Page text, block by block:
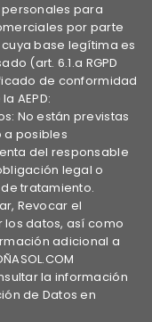
para
por parte
cuya base legítima es
(art. 6.1.a RGPD
de conformidad
AEPD:
No están previstas
a posibles
del responsable
legal o
tratamiento.
Revocar el
datos, así como
adicional a
la información
de Datos en